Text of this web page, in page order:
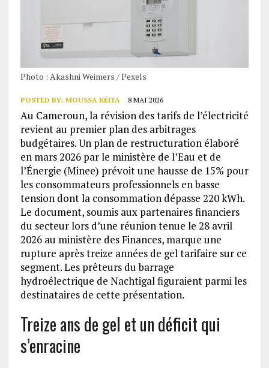
Photo : Akashni Weimers / Pexels
POSTED BY: MOUSSA KÉITA 8 MAI 2026
Au Cameroun, la révision des tarifs de l’électricité
revient au premier plan des arbitrages
budgétaires. Un plan de restructuration élaboré
en mars 2026 par le ministère de l’Eau et de
l’Énergie (Minee) prévoit une hausse de 15% pour
les consommateurs professionnels en basse
tension dont la consommation dépasse 220 kWh.
Le document, soumis aux partenaires financiers
du secteur lors d’une réunion tenue le 28 avril
2026 au ministère des Finances, marque une
rupture après treize années de gel tarifaire sur ce
segment. Les prêteurs du barrage
hydroélectrique de Nachtigal figuraient parmi les
destinataires de cette présentation.
Treize ans de gel et un déficit qui
s’enracine